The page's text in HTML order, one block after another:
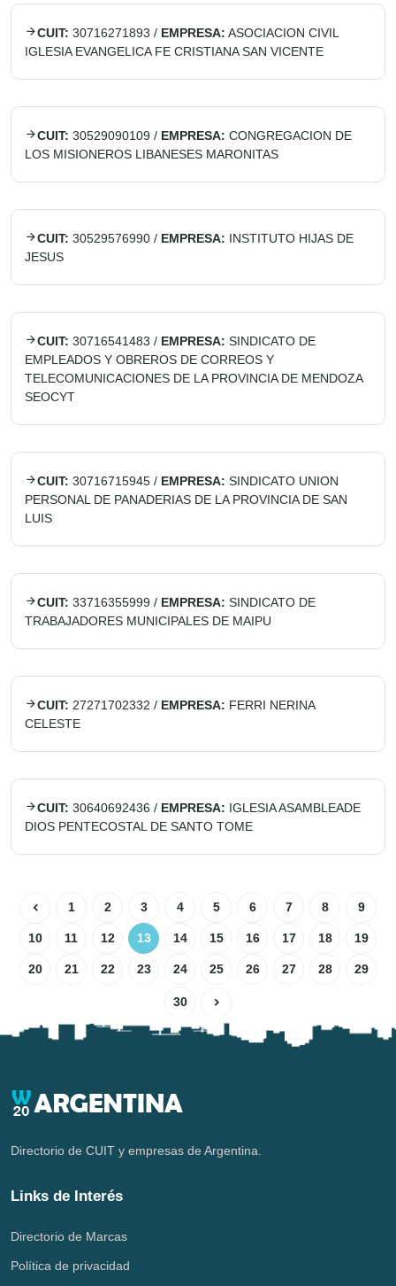
CUIT: 30716271893 / EMPRESA: ASOCIACION CIVIL
IGLESIA EVANGELICA FE CRISTIANA SAN VICENTE
CUIT: 30529090109 / EMPRESA: CONGREGACION DE
LOS MISIONEROS LIBANESES MARONITAS
CUIT: 30529576990 / EMPRESA: INSTITUTO HIJAS DE
JESUS
CUIT: 30716541483 / EMPRESA: SINDICATO DE
EMPLEADOS Y OBREROS DE CORREOS Y
TELECOMUNICACIONES DE LA PROVINCIA DE MENDOZA
SEOCYT
CUIT: 30716715945 / EMPRESA: SINDICATO UNION
PERSONAL DE PANADERIAS DE LA PROVINCIA DE SAN
LUIS
CUIT: 33716355999 / EMPRESA: SINDICATO DE
TRABAJADORES MUNICIPALES DE MAIPU
CUIT: 27271702332 / EMPRESA: FERRI NERINA
CELESTE
CUIT: 30640692436 / EMPRESA: IGLESIA ASAMBLEADE
DIOS PENTECOSTAL DE SANTO TOME
1 2 3 4 5 6 7 8 9
10 11 12 13 14 15 16 17 18 19
20 21 22 23 24 25 26 27 28 29
30
Directorio de CUIT y empresas de Argentina.
Links de Interés
Directorio de Marcas
Política de privacidad